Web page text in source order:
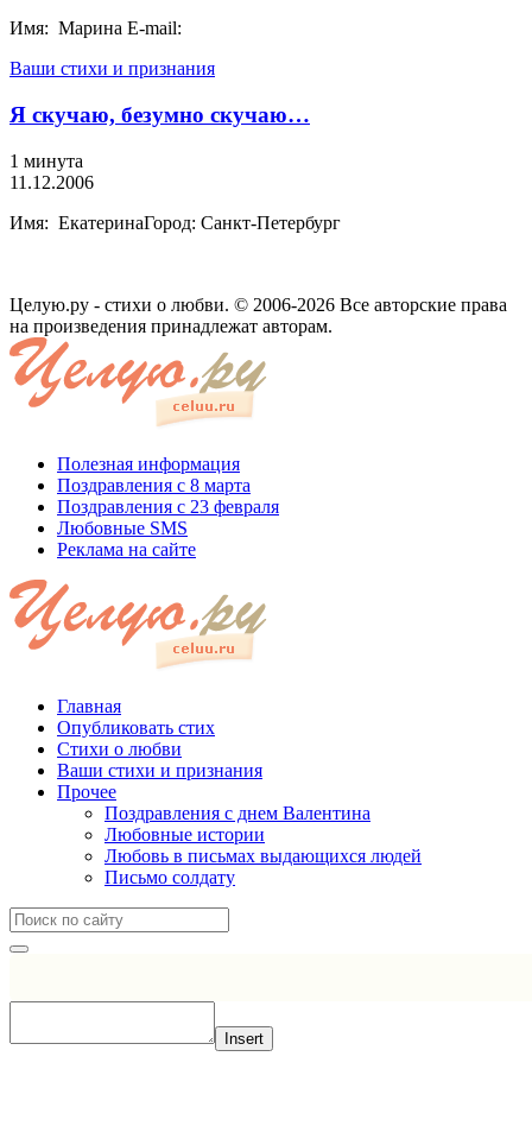
Имя: Марина E-mail:
Ваши стихи и признания
Я скучаю, безумно скучаю…
1 минута
11.12.2006
Имя: ЕкатеринаГород: Санкт-Петербург
Целую.ру - стихи о любви. © 2006-2026 Все авторские права
на произведения принадлежат авторам.
Полезная информация
Поздравления с 8 марта
Поздравления с 23 февраля
Любовные SMS
Реклама на сайте
Главная
Опубликовать стих
Стихи о любви
Ваши стихи и признания
Прочее
Поздравления с днем Валентина
Любовные истории
Любовь в письмах выдающихся людей
Письмо солдату
Insert